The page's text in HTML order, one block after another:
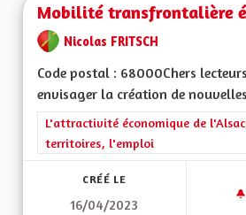
Mobilité transfrontalière
Nicolas FRITSCH
Code postal : 68000Chers
envisager la création de
Filtrer les résultats de la catégorie
L'attractivité économique de
territoires, l'emploi
CRÉÉ LE
16/04/2023